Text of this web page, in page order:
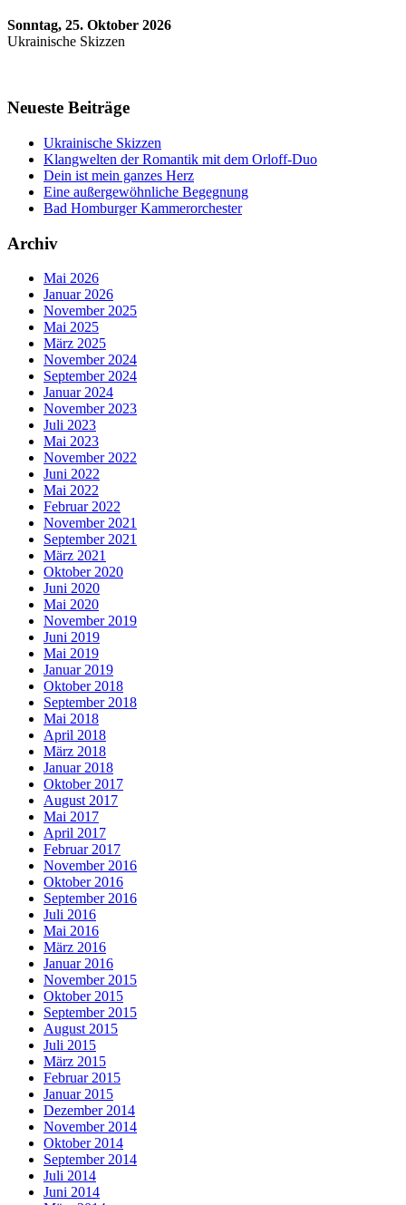
Sonntag, 25. Oktober 2026
Ukrainische Skizzen
Neueste Beiträge
Ukrainische Skizzen
Klangwelten der Romantik mit dem Orloff-Duo
Dein ist mein ganzes Herz
Eine außergewöhnliche Begegnung
Bad Homburger Kammerorchester
Archiv
Mai 2026
Januar 2026
November 2025
Mai 2025
März 2025
November 2024
September 2024
Januar 2024
November 2023
Juli 2023
Mai 2023
November 2022
Juni 2022
Mai 2022
Februar 2022
November 2021
September 2021
März 2021
Oktober 2020
Juni 2020
Mai 2020
November 2019
Juni 2019
Mai 2019
Januar 2019
Oktober 2018
September 2018
Mai 2018
April 2018
März 2018
Januar 2018
Oktober 2017
August 2017
Mai 2017
April 2017
Februar 2017
November 2016
Oktober 2016
September 2016
Juli 2016
Mai 2016
März 2016
Januar 2016
November 2015
Oktober 2015
September 2015
August 2015
Juli 2015
März 2015
Februar 2015
Januar 2015
Dezember 2014
November 2014
Oktober 2014
September 2014
Juli 2014
Juni 2014